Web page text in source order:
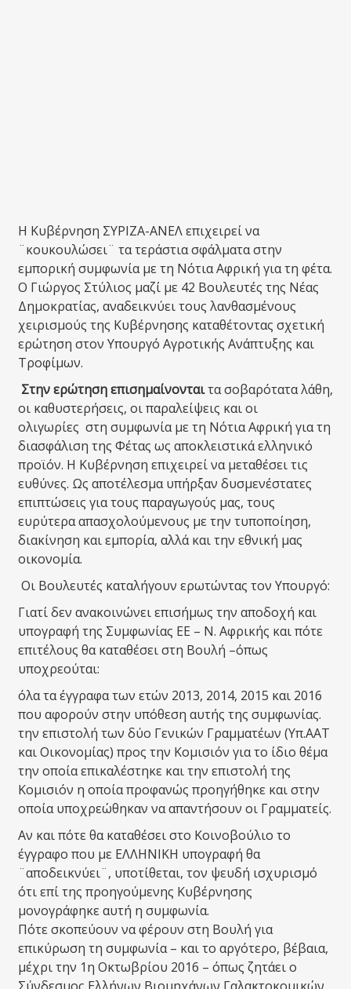
Η Κυβέρνηση ΣΥΡΙΖΑ-ΑΝΕΛ επιχειρεί να
¨κουκουλώσει¨ τα τεράστια σφάλματα στην
εμπορική συμφωνία με τη Νότια Αφρική για τη φέτα.
Ο Γιώργος Στύλιος μαζί με 42 Βουλευτές της Νέας
Δημοκρατίας, αναδεικνύει τους λανθασμένους
χειρισμούς της Κυβέρνησης καταθέτοντας σχετική
ερώτηση στον Υπουργό Αγροτικής Ανάπτυξης και
Τροφίμων.
Στην ερώτηση επισημαίνονταιτα σοβαρότατα λάθη,
οι καθυστερήσεις, οι παραλείψεις και οι
ολιγωρίες στη συμφωνία με τη Νότια Αφρική για τη
διασφάλιση της Φέτας ως αποκλειστικά ελληνικό
προϊόν. Η Κυβέρνηση επιχειρεί να μεταθέσει τις
ευθύνες. Ως αποτέλεσμα υπήρξαν δυσμενέστατες
επιπτώσεις για τους παραγωγούς μας, τους
ευρύτερα απασχολούμενους με την τυποποίηση,
διακίνηση και εμπορία, αλλά και την εθνική μας
οικονομία.
Οι Βουλευτές καταλήγουν ερωτώντας τον Υπουργό:
Γιατί δεν ανακοινώνει επισήμως την αποδοχή και
υπογραφή της Συμφωνίας ΕΕ – Ν. Αφρικής και πότε
επιτέλους θα καταθέσει στη Βουλή –όπως
υποχρεούται:
όλα τα έγγραφα των ετών 2013, 2014, 2015 και 2016
που αφορούν στην υπόθεση αυτής της συμφωνίας.
την επιστολή των δύο Γενικών Γραμματέων (Υπ.ΑΑΤ
και Οικονομίας) προς την Κομισιόν για το ίδιο θέμα
την οποία επικαλέστηκε και την επιστολή της
Κομισιόν η οποία προφανώς προηγήθηκε και στην
οποία υποχρεώθηκαν να απαντήσουν οι Γραμματείς.
Αν και πότε θα καταθέσει στο Κοινοβούλιο το
έγγραφο που με ΕΛΛΗΝΙΚΗ υπογραφή θα
¨αποδεικνύει¨, υποτίθεται, τον ψευδή ισχυρισμό
ότι επί της προηγούμενης Κυβέρνησης
μονογράφηκε αυτή η συμφωνία.
Πότε σκοπεύουν να φέρουν στη Βουλή για
επικύρωση τη συμφωνία – και το αργότερο, βέβαια,
μέχρι την 1η Οκτωβρίου 2016 – όπως ζητάει ο